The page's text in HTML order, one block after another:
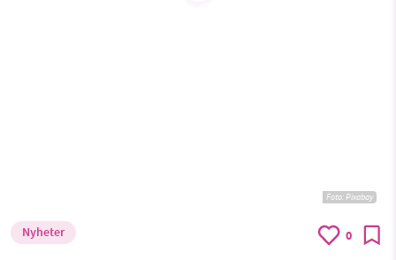
Foto:Pixabay
Nyheter 0